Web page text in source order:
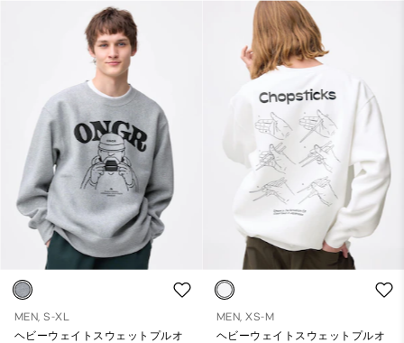
MEN, S-XL
ヘビーウェイトスウェットプルオ
MEN, XS-M
ヘビーウェイトスウェットプルオ